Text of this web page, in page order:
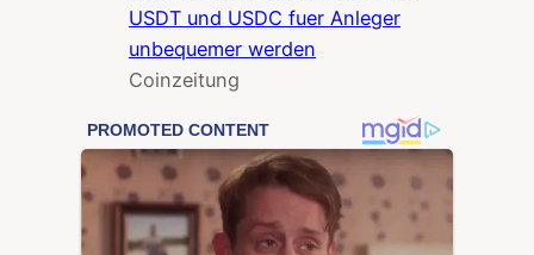
USDT und USDC fuer Anleger
unbequemer werden
Coinzeitung